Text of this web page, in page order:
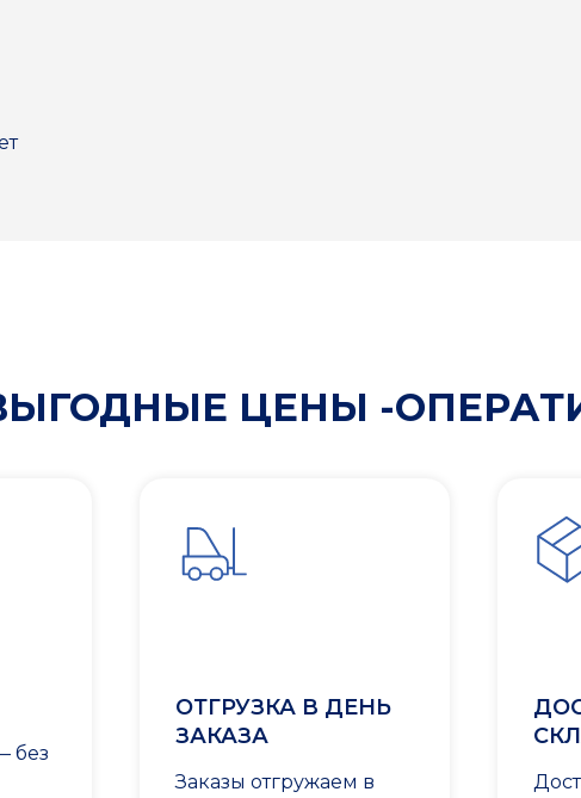
ЦЕНЫ -
без
ОТГРУЗКА В ДЕНЬ
ЗАКАЗА
Заказы отгружаем в